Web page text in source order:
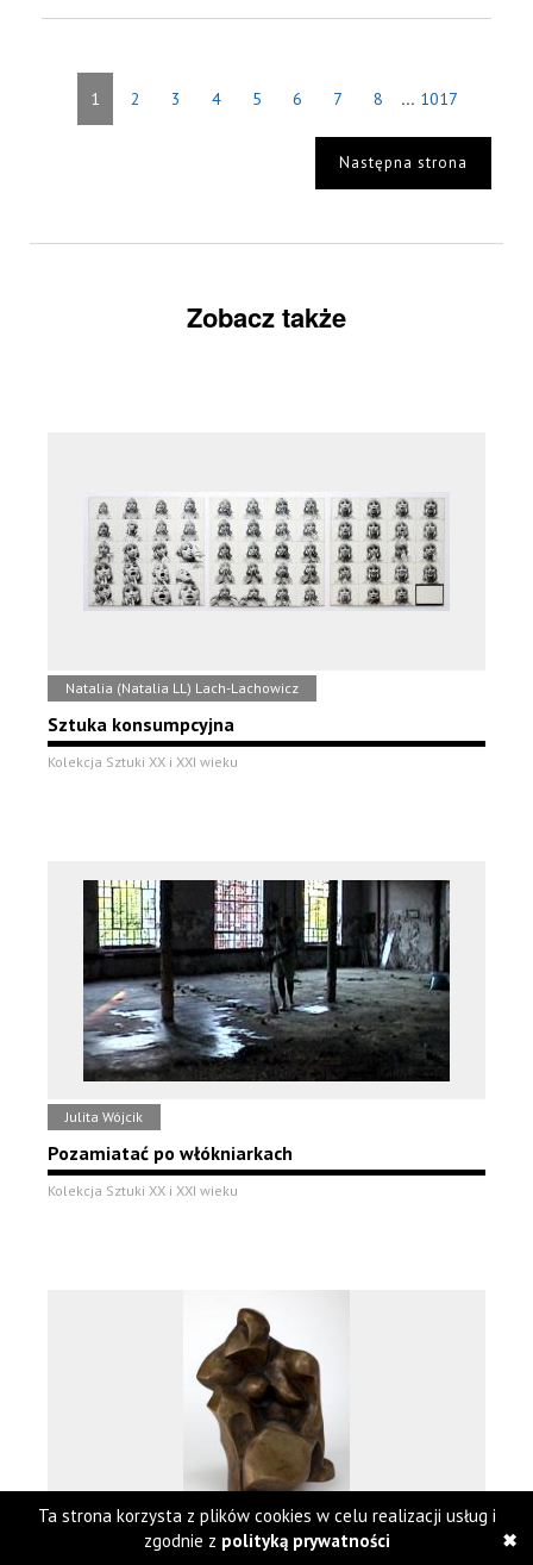
1 2 3 4 5 6 7 8 ... 1017
Następna strona
Zobacz także
Natalia (Natalia LL) Lach-Lachowicz
Sztuka konsumpcyjna
Kolekcja Sztuki XX i XXI wieku
Julita Wójcik
Pozamiatać po włókniarkach
Kolekcja Sztuki XX i XXI wieku
Katarzyna Kobro
Ta strona korzysta z plików cookies w celu realizacji usług i
zgodnie z polityką prywatności